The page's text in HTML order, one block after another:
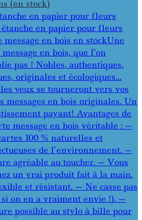
(en stock)
en papier pour fleurs
étanche en papier pour fleurs
message en bois en stockUne
en bois, que l’on
pas ! Nobles, authentiques,
originales et écologiques…
yeux se tourneront vers vos
messages en bois originales. Un
payant! Avantages de
message en bois véritable : —
100 % naturelles et
de l’environnement. —
agréable au toucher. — Vous
un vrai produit fait à la main.
et résistant. — Ne casse pas
si on en a vraiment envie !). —
possible au stylo à bille pour